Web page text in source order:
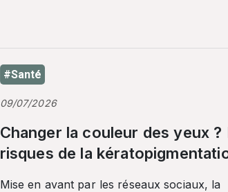
#Santé
09/07/2026
Changer la couleur des yeux ?
risques de la
Mise en avant par les réseaux sociaux, la